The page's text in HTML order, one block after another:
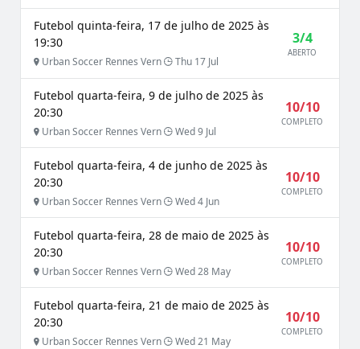
Futebol quinta-feira, 17 de julho de 2025 às
19:30
Urban Soccer Rennes Vern Thu 17 Jul
3/4
ABERTO
Futebol quarta-feira, 9 de julho de 2025 às
20:30
Urban Soccer Rennes Vern Wed 9 Jul
10/10
COMPLETO
Futebol quarta-feira, 4 de junho de 2025 às
20:30
Urban Soccer Rennes Vern Wed 4 Jun
10/10
COMPLETO
Futebol quarta-feira, 28 de maio de 2025 às
20:30
Urban Soccer Rennes Vern Wed 28 May
10/10
COMPLETO
Futebol quarta-feira, 21 de maio de 2025 às
20:30
Urban Soccer Rennes Vern Wed 21 May
10/10
COMPLETO